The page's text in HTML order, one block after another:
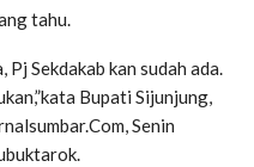
tahu.
Sekdakab kan sudah ada.
Bupati Sijunjung,
Senin